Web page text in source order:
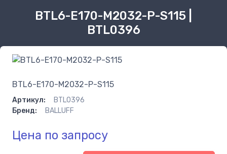
BTL6-E170-M2032-P-S115 |
BTL0396
BTL6-E170-M2032-P-S115
Артикул:
BTL0396
Бренд:
BALLUFF
Цена по запросу